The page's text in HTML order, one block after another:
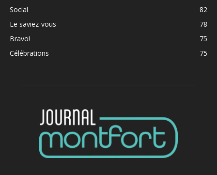
Social
82
Le saviez-vous
78
Bravo!
75
Célébrations
75